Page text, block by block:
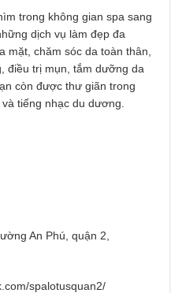
trong không gian spa sang
dịch vụ làm đẹp đa
mặt, chăm sóc da toàn thân,
điều trị mụn, tắm dưỡng da
còn được thư giãn trong
tiếng nhạc du dương.
An Phú, quận 2,
spalotusquan2/